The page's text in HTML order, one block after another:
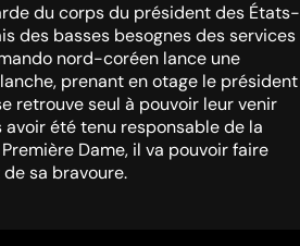
du corps du président des États-
des basses besognes des services
nord-coréen lance une
prenant en otage le président
retrouve seul à pouvoir leur venir
avoir été tenu responsable de la
Dame, il va pouvoir faire
sa bravoure.